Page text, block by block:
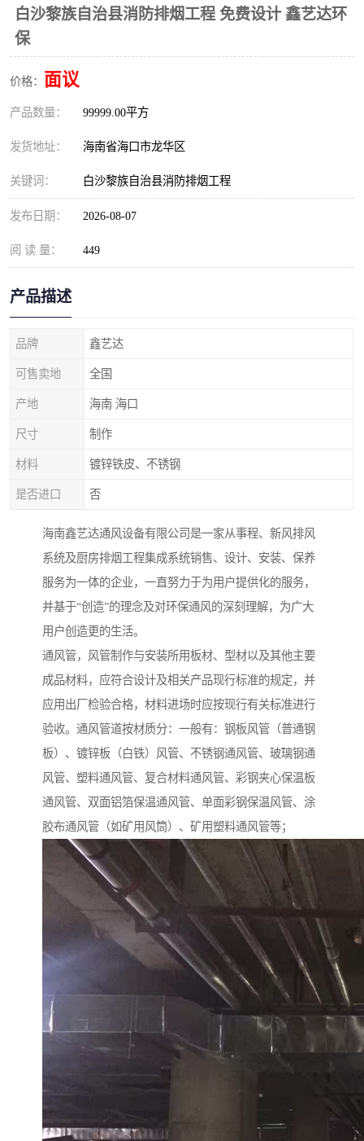
白沙黎族自治县消防排烟工程 免费设计 鑫艺达环
保
价格： 面议
产品数量： 99999.00平方
发货地址： 海南省海口市龙华区
关键词： 白沙黎族自治县消防排烟工程
发布日期： 2026-08-07
阅 读 量： 449
产品描述
品牌 鑫艺达
可售卖地 全国
产地 海南 海口
尺寸 制作
材料 镀锌铁皮、不锈钢
是否进口 否
海南鑫艺达通风设备有限公司是一家从事程、新风排风
系统及厨房排烟工程集成系统销售、设计、安装、保养
服务为一体的企业，一直努力于为用户提供化的服务，
并基于“创造”的理念及对环保通风的深刻理解，为广大
用户创造更的生活。
通风管，风管制作与安装所用板材、型材以及其他主要
成品材料，应符合设计及相关产品现行标准的规定，并
应用出厂检验合格，材料进场时应按现行有关标准进行
验收。通风管道按材质分：一般有：钢板风管（普通钢
板）、镀锌板（白铁）风管、不锈钢通风管、玻璃钢通
风管、塑料通风管、复合材料通风管、彩钢夹心保温板
通风管、双面铝箔保温通风管、单面彩钢保温风管、涂
胶布通风管（如矿用风筒）、矿用塑料通风管等；
排烟风机 百叶风口
油烟净化器